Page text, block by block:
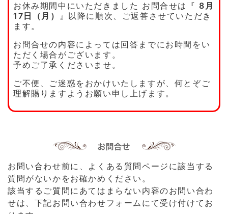
お休み期間中にいただきました お問合せは 『 8月
17日（月）
』以降に順次、ご返答させていただき
ます。
お問合せの内容によっては回答までにお時間をい
ただく場合がございます。
予めご了承くださいませ。
ご不便、ご迷惑をおかけいたしますが、 何とぞご
理解賜りますようお願い申し上げます。
お問い合わせ前に、よくある質問ページに該当する
質問がないかをお確かめください。
該当するご質問にあてはまらない内容のお問い合わ
せは、下記お問い合わせフォームにて受け付けてお